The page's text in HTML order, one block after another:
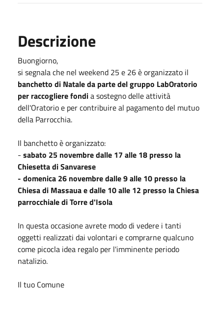
Descrizione
Buongiorno,
si segnala che nel weekend 25 e 26 è organizzato il
banchetto di Natale da parte del gruppo LabOratorio
per raccogliere fondia sostegno delle attività
dell'Oratorio e per contribuire al pagamento del mutuo
della Parrocchia.
Il banchetto è organizzato:
- sabato 25 novembre dalle 17 alle 18 presso la
Chiesetta di Sanvarese
- domenica 26 novembre dalle 9 alle 10 presso la
Chiesa di Massaua e dalle 10 alle 12 presso la Chiesa
parrocchiale di Torre d'Isola
In questa occasione avrete modo di vedere i tanti
oggetti realizzati dai volontari e comprarne qualcuno
come picocla idea regalo per l'imminente periodo
natalizio.
Il tuo Comune